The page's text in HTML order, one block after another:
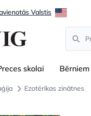
Valstis
Search
skolai Bērniem
Ezotērikas zinātnes